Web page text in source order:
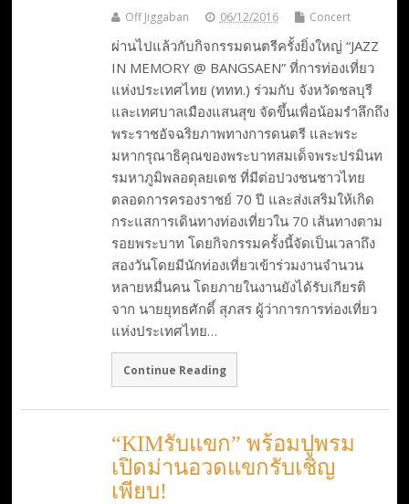
Off Jiggaban 06/12/2016 Concert
ผ่านไปแล้วกับกิจกรรมดนตรีครั้งยิ่งใหญ่ “JAZZ
IN MEMORY @ BANGSAEN” ที่การท่องเที่ยว
แห่งประเทศไทย (ททท.) ร่วมกับ จังหวัดชลบุรี
และเทศบาลเมืองแสนสุข จัดขึ้นเพื่อน้อมรำลึกถึง
พระราชอัจฉริยภาพทางการดนตรี และพระ
มหากรุณาธิคุณของพระบาทสมเด็จพระปรมินท
รมหาภูมิพลอดุลยเดช ที่มีต่อปวงชนชาวไทย
ตลอดการครองราชย์ 70 ปี และส่งเสริมให้เกิด
กระแสการเดินทางท่องเที่ยวใน 70 เส้นทางตาม
รอยพระบาท โดยกิจกรรมครั้งนี้จัดเป็นเวลาถึง
สองวันโดยมีนักท่องเที่ยวเข้าร่วมงานจำนวน
หลายหมื่นคน โดยภายในงานยังได้รับเกียรติ
จาก นายยุทธศักดิ์ สุภสร ผู้ว่าการการท่องเที่ยว
แห่งประเทศไทย…
Continue Reading
“KIMรับแขก” พร้อมปูพรม
เปิดม่านอวดแขกรับเชิญ
เพียบ!